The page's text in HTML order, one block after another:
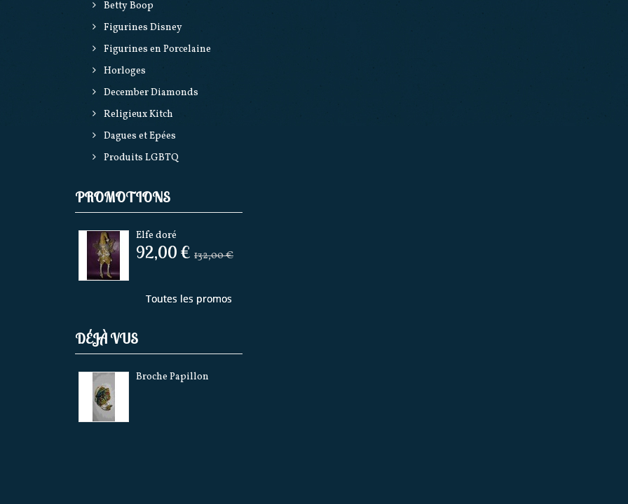
Betty Boop
Figurines Disney
Figurines en Porcelaine
Horloges
December Diamonds
Religieux Kitch
Dagues et Epées
Produits LGBTQ
PROMOTIONS
Elfe doré
92,00 € 132,00 €
Toutes les promos
DÉJÀ VUS
Broche Papillon